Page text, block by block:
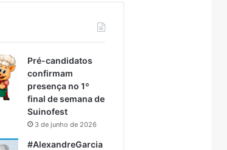
Pré-candidatos
confirmam
presença no 1º
final de semana de
Suinofest
3 de junho de 2026
#AlexandreGarcia